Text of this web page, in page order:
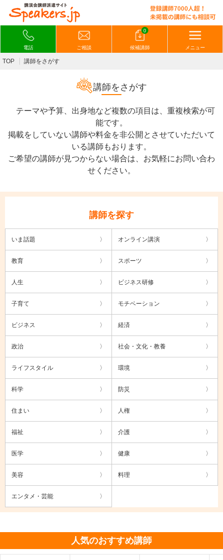
電話 ご相談
0
候補講師 メニュー
TOP 講師をさがす
講師をさがす
テーマや予算、出身地など複数の項目は、重複検索が可
能です。
掲載をしていない講師や料金を非公開とさせていただいて
いる講師もおります。
ご希望の講師が見つからない場合は、お気軽にお問い合わ
せください。
講師を探す
いま話題 オンライン講演
教育 スポーツ
人生 ビジネス研修
子育て モチベーション
ビジネス 経済
政治 社会・文化・教養
ライフスタイル 環境
科学 防災
住まい 人権
福祉 介護
医学 健康
美容 料理
エンタメ・芸能
人気のおすすめ講師